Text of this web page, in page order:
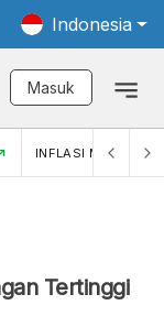
Indonesia
Masuk
INFLASI MOM (MEI)
Tertinggi